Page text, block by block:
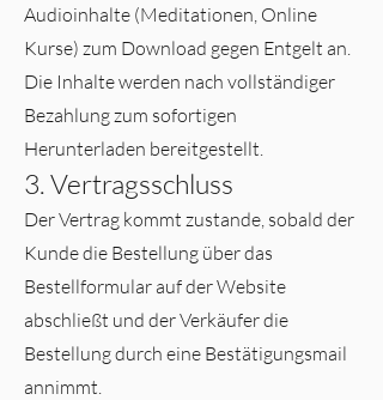
Audioinhalte (Meditationen, Online
Kurse) zum Download gegen Entgelt an.
Die Inhalte werden nach vollständiger
Bezahlung zum sofortigen
Herunterladen bereitgestellt.
3. Vertragsschluss
Der Vertrag kommt zustande, sobald der
Kunde die Bestellung über das
Bestellformular auf der Website
abschließt und der Verkäufer die
Bestellung durch eine Bestätigungsmail
annimmt.